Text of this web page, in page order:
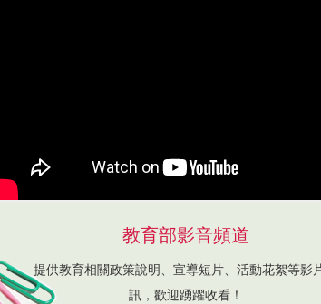
教育部影音頻道
提供教育相關政策說明、宣導短片、活動花絮等影
訊，歡迎踴躍收看！